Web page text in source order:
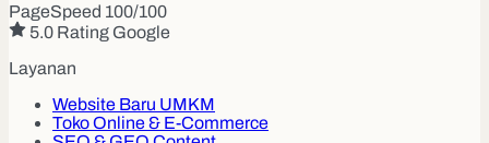
PageSpeed 100/100
5.0 Rating Google
Layanan
Website Baru UMKM
Toko Online & E-Commerce